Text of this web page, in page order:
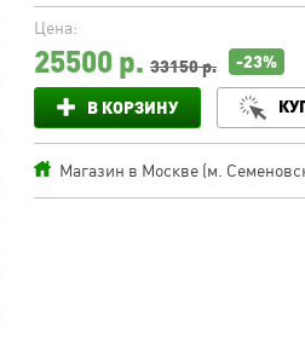
Цена:
25500 р. 33150 р. -23%
В КОРЗИНУ
Магазин в Москве (м.